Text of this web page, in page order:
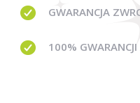
GWARANCJA
100% GWARANCJI